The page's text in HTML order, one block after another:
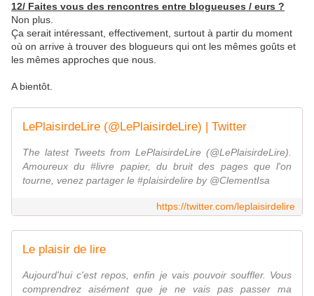
12/ Faites vous des rencontres entre blogueuses / eurs ?
Non plus.
Ça serait intéressant, effectivement, surtout à partir du moment
où on arrive à trouver des blogueurs qui ont les mêmes goûts et
les mêmes approches que nous.
A bientôt.
LePlaisirdeLire (@LePlaisirdeLire) | Twitter
The latest Tweets from LePlaisirdeLire (@LePlaisirdeLire).
Amoureux du #livre papier, du bruit des pages que l'on
tourne, venez partager le #plaisirdelire by @ClementIsa
https://twitter.com/leplaisirdelire
Le plaisir de lire
Aujourd'hui c'est repos, enfin je vais pouvoir souffler. Vous
comprendrez aisément que je ne vais pas passer ma